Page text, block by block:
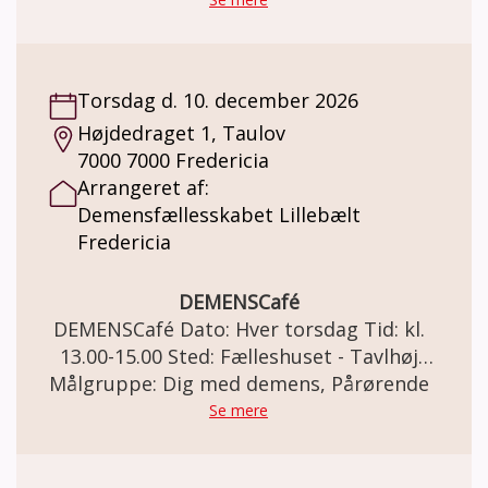
Torsdag d. 10. december 2026
Højdedraget 1, Taulov
7000 7000 Fredericia
Arrangeret af:
Demensfællesskabet Lillebælt
Fredericia
DEMENSCafé
DEMENSCafé Dato: Hver torsdag Tid: kl.
13.00-15.00 Sted: Fælleshuset - Tavlhøj
Højdedraget 1, Taulov, 7000 Fredericia
Målgruppe: Dig med demens, Pårørende
Se mere